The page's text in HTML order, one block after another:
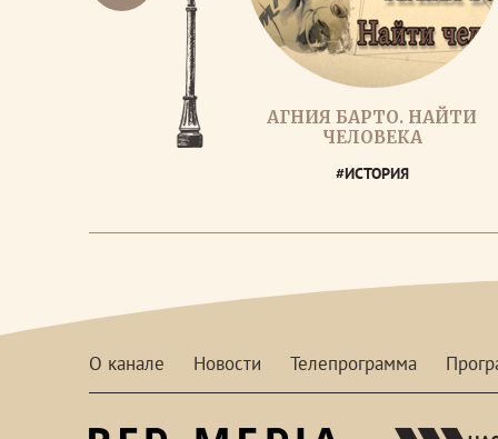
АГНИЯ БАРТО. НАЙТИ
ЧЕЛОВЕКА
#ИСТОРИЯ
О канале Новости Телепрограмма